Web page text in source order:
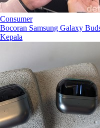
Consumer
Bocoran Samsung Galaxy
Kepala